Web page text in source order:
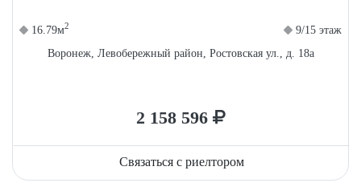
16.79м2
9/15 этаж
Воронеж, Левобережный район, Ростовская ул., д. 18а
2 158 596
Связаться с риелтором